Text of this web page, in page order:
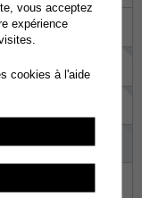
08
29
vous acceptez
expérience
cookies à l'aide